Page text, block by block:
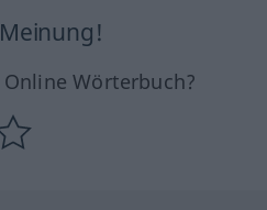
Wörterbuch?